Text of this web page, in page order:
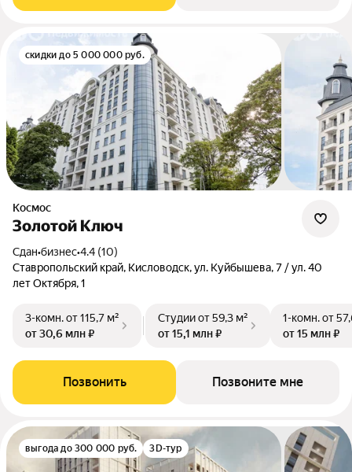
скидки до 5 000 000 руб.
Космос
Золотой Ключ
Сдан•бизнес•4.4 (10)
Ставропольский край, Кисловодск, ул. Куйбышева, 7 / ул. 40
лет Октября, 1
3-комн.от 115,7 м²
от 30,6 млн ₽
Студииот 59,3 м²
от 15,1 млн ₽
1-комн.от
от 15 млн ₽
Позвонить Позвоните мне
выгода до 300 000 руб. 3D-тур